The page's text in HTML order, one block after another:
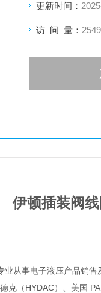
更新时间：
访 问 量： 2549
伊顿插装阀
业从事电子液压产品销
克（HYDAC）、美国